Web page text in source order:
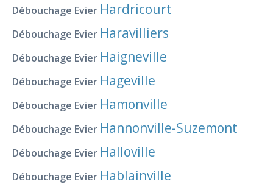
Débouchage Evier Hardricourt
Débouchage Evier Haravilliers
Débouchage Evier Haigneville
Débouchage Evier Hageville
Débouchage Evier Hamonville
Débouchage Evier Hannonville-Suzemont
Débouchage Evier Halloville
Débouchage Evier Hablainville